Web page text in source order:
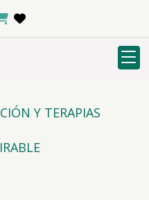
Y TERAPIAS